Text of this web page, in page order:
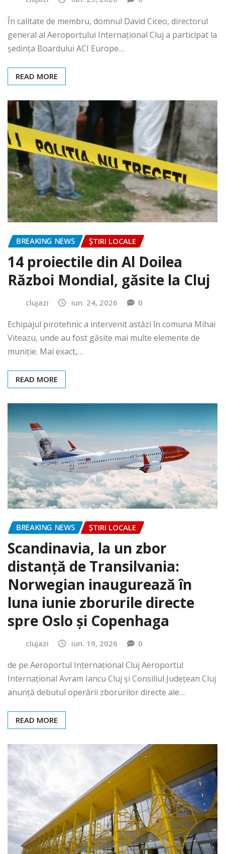
În calitate de membru, domnul David Ciceo, directorul
general al Aeroportului Internațional Cluj a participat la
ședința Boardului ACI Europe…
READ MORE
BREAKING NEWS ȘTIRI LOCALE
14 proiectile din Al Doilea
Război Mondial, găsite la Cluj
clujazi iun. 24, 2026 0
Echipajul pirotehnic a intervenit astăzi în comuna Mihai
Viteazu, unde au fost găsite mai multe elemente de
muniție. Mai exact,…
READ MORE
BREAKING NEWS ȘTIRI LOCALE
Scandinavia, la un zbor
distanță de Transilvania:
Norwegian inaugurează în
luna iunie zborurile directe
spre Oslo și Copenhaga
clujazi iun. 19, 2026 0
de pe Aeroportul Internaţional Cluj Aeroportul
Internațional Avram Iancu Cluj și Consiliul Județean Cluj
anunță debutul operării zborurilor directe ale…
READ MORE